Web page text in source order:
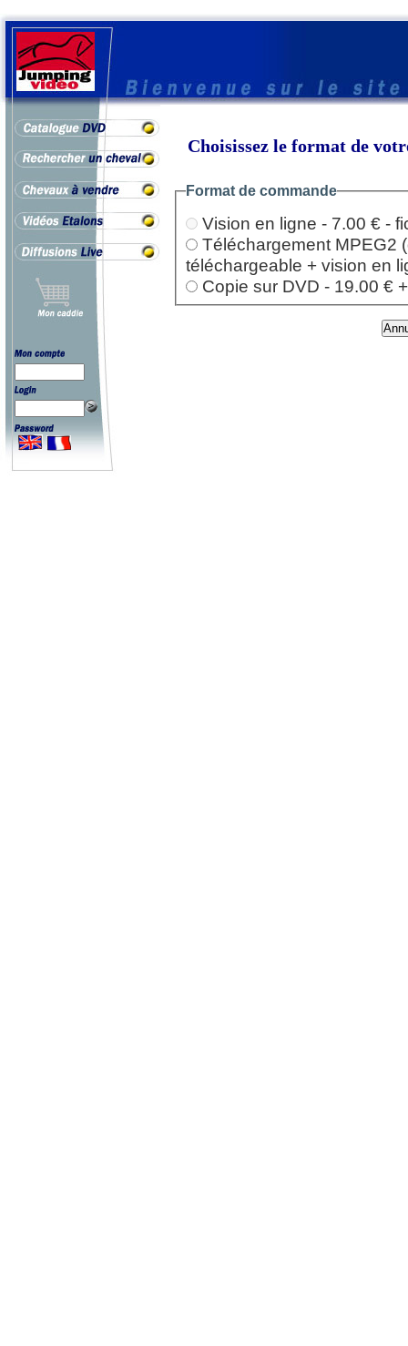
Choisissez le format de
Format de commande
Vision en ligne - 7.00 € -
Téléchargement MPEG2
téléchargeable + vision en
Copie sur DVD - 19.00 €